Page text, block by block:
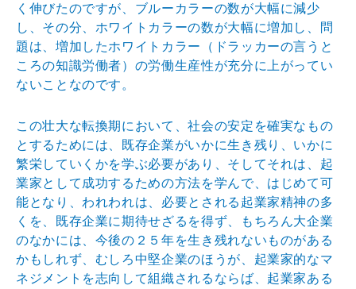
く伸びたのですが、ブルーカラーの数が大幅に減少
し、その分、ホワイトカラーの数が大幅に増加し、問
題は、増加したホワイトカラー（ドラッカーの言うと
ころの知識労働者）の労働生産性が充分に上がってい
ないことなのです。
この壮大な転換期において、社会の安定を確実なもの
とするためには、既存企業がいかに生き残り、いかに
繁栄していくかを学ぶ必要があり、そしてそれは、起
業家として成功するための方法を学んで、はじめて可
能となり、われわれは、必要とされる起業家精神の多
くを、既存企業に期待せざるを得ず、もちろん大企業
のなかには、今後の２５年を生き残れないものがある
かもしれず、むしろ中堅企業のほうが、起業家的なマ
ネジメントを志向して組織されるならば、起業家ある